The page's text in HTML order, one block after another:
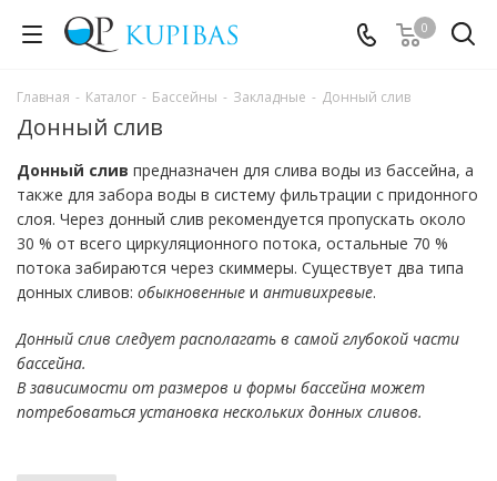
0
Главная - Каталог - Бассейны - Закладные - Донный слив
Донный слив
Донный слив предназначен для слива воды из бассейна, а
также для забора воды в систему фильтрации с придонного
слоя. Через донный слив рекомендуется пропускать около
30 % от всего циркуляционного потока, остальные 70 %
потока забираются через скиммеры. Существует два типа
донных сливов: обыкновенные и антивихревые.
Донный слив следует располагать в самой глубокой части
бассейна.
В зависимости от размеров и формы бассейна может
потребоваться установка нескольких донных сливов.